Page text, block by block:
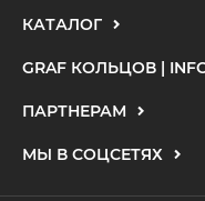
КАТАЛОГ
GRAF КОЛЬЦОВ |
ПАРТНЕРАМ
МЫ В СОЦСЕТЯХ